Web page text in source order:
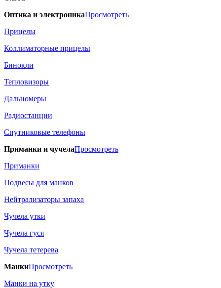
Оптика и электроникаПросмотреть
Прицелы
Коллиматорные прицелы
Бинокли
Тепловизоры
Дальномеры
Радиостанции
Спутниковые телефоны
Приманки и чучелаПросмотреть
Приманки
Подвесы для манков
Нейтрализаторы запаха
Чучела утки
Чучела гуся
Чучела тетерева
МанкиПросмотреть
Манки на утку